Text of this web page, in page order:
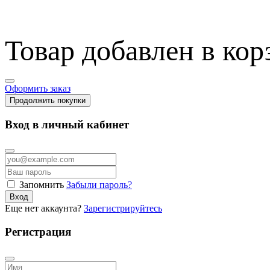
Товар добавлен в
Оформить заказ
Продолжить покупки
Вход в личный кабинет
Запомнить Забыли пароль?
Вход
Еще нет аккаунта? Зарегистрируйтесь
Регистрация